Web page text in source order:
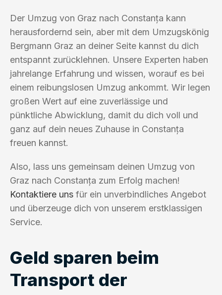
Der Umzug von Graz nach Constanța kann
herausfordernd sein, aber mit dem Umzugskönig
Bergmann Graz an deiner Seite kannst du dich
entspannt zurücklehnen. Unsere Experten haben
jahrelange Erfahrung und wissen, worauf es bei
einem reibungslosen Umzug ankommt. Wir legen
großen Wert auf eine zuverlässige und
pünktliche Abwicklung, damit du dich voll und
ganz auf dein neues Zuhause in Constanța
freuen kannst.
Also, lass uns gemeinsam deinen Umzug von
Graz nach Constanța zum Erfolg machen!
Kontaktiere uns für ein unverbindliches Angebot
und überzeuge dich von unserem erstklassigen
Service.
Geld sparen beim
Transport der